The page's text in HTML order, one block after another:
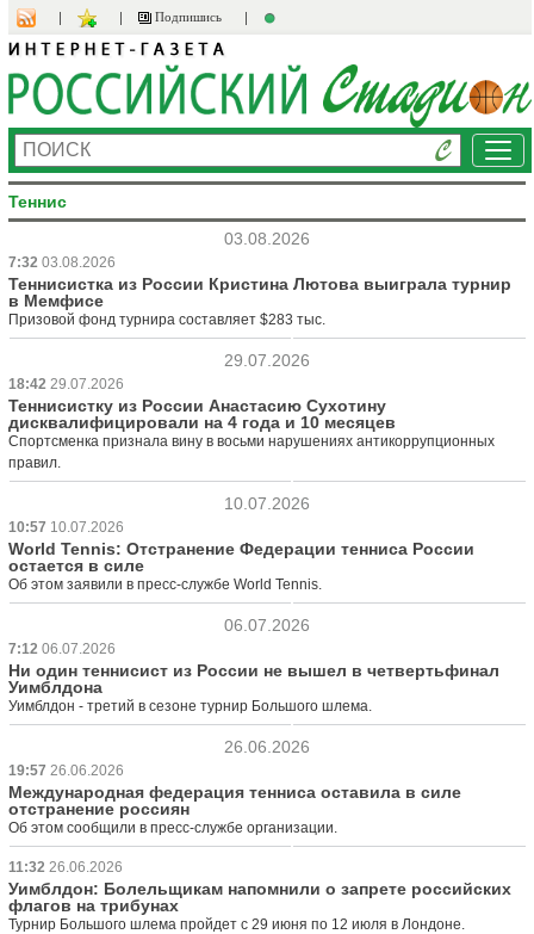
Подпишись
Теннис
03.08.2026
7:32 03.08.2026
Теннисистка из России Кристина Лютова выиграла турнир
в Мемфисе
Призовой фонд турнира составляет $283 тыс.
29.07.2026
18:42 29.07.2026
Теннисистку из России Анастасию Сухотину
дисквалифицировали на 4 года и 10 месяцев
Спортсменка признала вину в восьми нарушениях антикоррупционных
правил.
10.07.2026
10:57 10.07.2026
World Tennis: Отстранение Федерации тенниса России
остается в силе
Об этом заявили в пресс-службе World Tennis.
06.07.2026
7:12 06.07.2026
Ни один теннисист из России не вышел в четвертьфинал
Уимблдона
Уимблдон - третий в сезоне турнир Большого шлема.
26.06.2026
19:57 26.06.2026
Международная федерация тенниса оставила в силе
отстранение россиян
Об этом сообщили в пресс-службе организации.
11:32 26.06.2026
Уимблдон: Болельщикам напомнили о запрете российских
флагов на трибунах
Турнир Большого шлема пройдет с 29 июня по 12 июля в Лондоне.